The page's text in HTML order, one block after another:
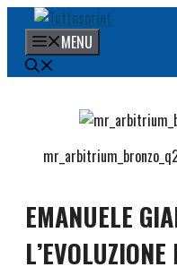
contenuto
MENU
EMANUELE